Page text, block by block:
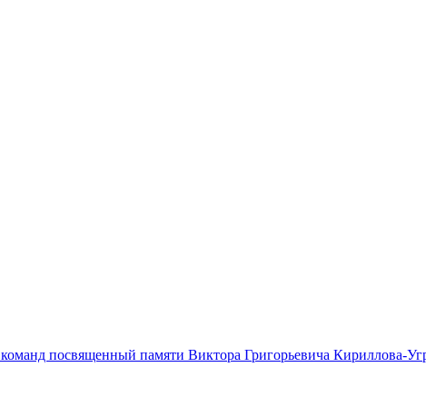
посвященный памяти Виктора Григорьевича Кириллова-